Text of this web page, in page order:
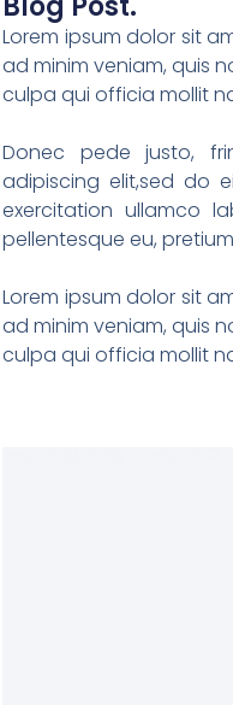
Lorem ipsum dolor sit
ad minim veniam, quis
culpa qui officia mollit
Donec pede justo,
adipiscing elit,sed do
exercitation ullamco
pellentesque eu,
Lorem ipsum dolor sit
ad minim veniam, quis
culpa qui officia mollit